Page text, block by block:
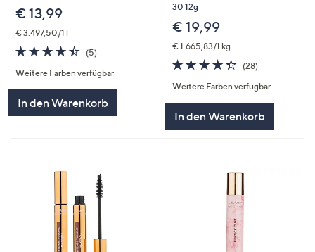
€ 13,99
€ 3.497,50/1 l
4.4
von
5
(5)
Weitere Farben verfügbar
In den Warenkorb
30 12g
€ 19,99
€ 1.665,83/1 kg
4.4
von
5
(28)
Weitere Farben verfügbar
In den Warenkorb